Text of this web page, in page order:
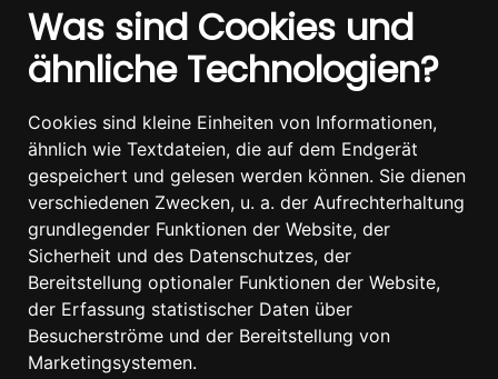
Was sind Cookies und
ähnliche Technologien?
Cookies sind kleine Einheiten von Informationen,
ähnlich wie Textdateien, die auf dem Endgerät
gespeichert und gelesen werden können. Sie dienen
verschiedenen Zwecken, u. a. der Aufrechterhaltung
grundlegender Funktionen der Website, der
Sicherheit und des Datenschutzes, der
Bereitstellung optionaler Funktionen der Website,
der Erfassung statistischer Daten über
Besucherströme und der Bereitstellung von
Marketingsystemen.